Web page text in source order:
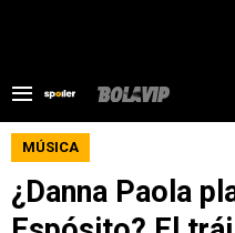
MÚSICA
¿Danna Paola